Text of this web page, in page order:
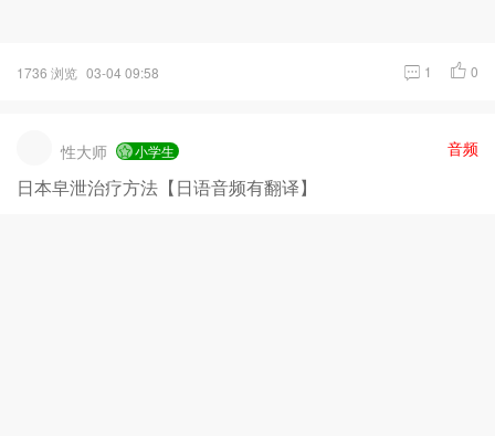
1736 浏览 03-04 09:58 1 0
性大师 小学生 音频
日本皁泄治疗方法【日语音频有翻译】